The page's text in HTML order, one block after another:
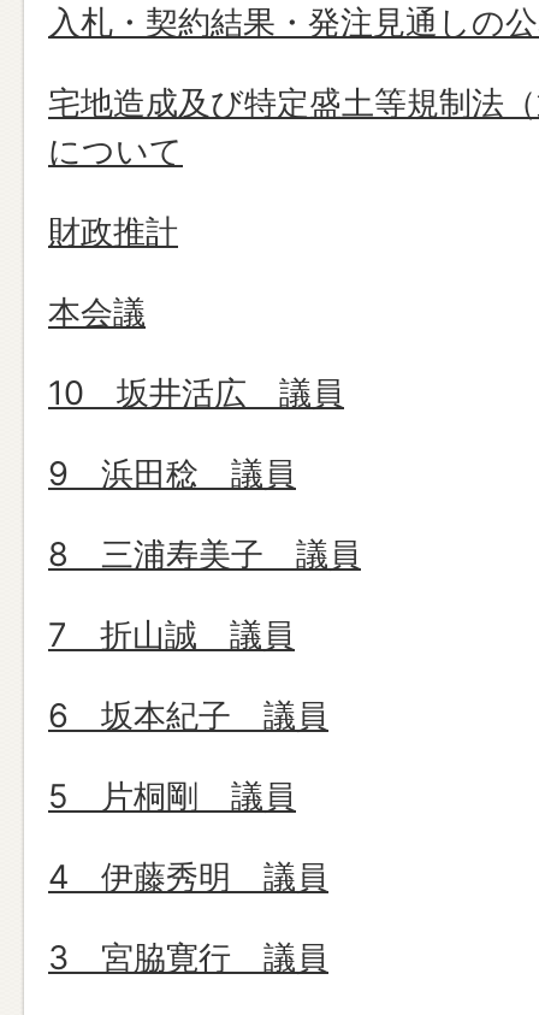
入札・契約結果・発注見通しの
宅地造成及び特定盛土等規制法
について
財政推計
本会議
10 坂井活広 議員
9 浜田稔 議員
8 三浦寿美子 議員
7 折山誠 議員
6 坂本紀子 議員
5 片桐剛 議員
4 伊藤秀明 議員
3 宮脇寛行 議員